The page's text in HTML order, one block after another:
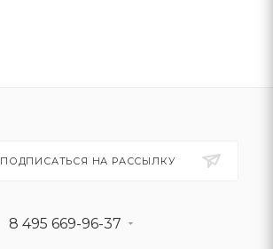
ПОДПИСАТЬСЯ НА РАССЫЛКУ
8 495 669-96-37